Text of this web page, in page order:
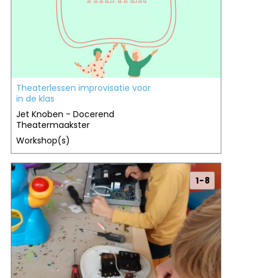
Theaterlessen improvisatie voor
in de klas
Jet Knoben - Docerend
Theatermaakster
Workshop(s)
1 - 8